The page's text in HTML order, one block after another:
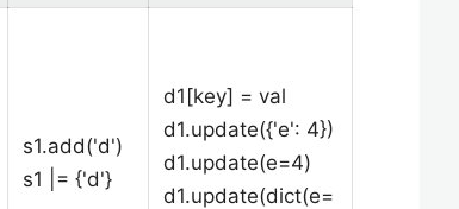
s1.add('d')
s1 |= {'d'}
d1[key] = val
d1.update({'e': 4})
d1.update(e=4)
d1.update(dict(e=